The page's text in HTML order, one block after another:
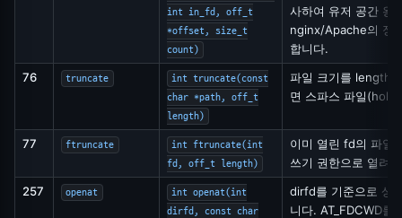
int in_fd, off_t
*offset, size_t
count)
사하여 유저 공간 왕
nginx/Apache의 정
합니다.
76
truncate
int truncate(const
char *path, off_t
length)
파일 크기를 length
면 스파스 파일
77 ftruncate
int ftruncate(int
fd, off_t length)
이미 열린 fd의 파일
쓰기 권한으로 열려
257
openat
int openat(int
dirfd, const char
dirfd를 기준으로 상
니다. AT_FDCWD를